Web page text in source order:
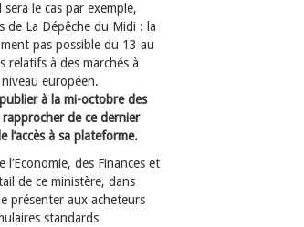
le cas par exemple,
de La Dépêche du Midi : la
pas possible du 13 au
relatifs à des marchés à
européen.
à la mi-octobre des
de ce dernier
à sa plateforme.
des Finances et
de ce ministère, dans
présenter aux acheteurs
standards